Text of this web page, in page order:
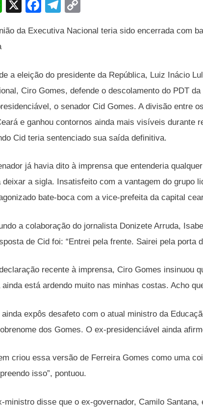
W
at
A
p
p
X
F
c
b
o
o
k
T
e
m
p
Li
n
k
da Executiva Nacional teria sido encerrada com
a eleição do presidente da República, Luiz Inácio
Ciro Gomes, defende o descolamento do PDT
o senador Cid Gomes. A divisão entre
e ganhou contornos ainda mais visíveis durante
Cid teria sentenciado sua saída definitiva.
já havia dito à imprensa que entenderia
deixar a sigla. Insatisfeito com a vantagem do grupo
bate-boca com a vice-prefeita da capital
a colaboração do jornalista Donizete Arruda,
de Cid foi: “Entrei pela frente. Sairei pela porta
recente à imprensa, Ciro Gomes insinuou
ainda está ardendo muito nas minhas costas. Acho
ainda expôs desafeto com o atual ministro da
dos Gomes. O ex-presidenciável ainda
criou essa versão de Ferreira Gomes como uma
isso”, pontuou.
ministro disse que o ex-governador, Camilo Santana,